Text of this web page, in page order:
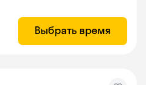
Выбрать время